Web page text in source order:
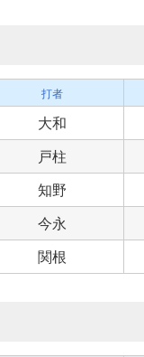
打者
大和
戸柱
知野
今永
関根